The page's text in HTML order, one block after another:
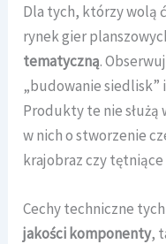
Dla tych, którzy wolą
rynek gier
tematyczną.
„budowanie siedlisk”
Produkty te nie służą
w nich o stworzenie
krajobraz czy
Cechy techniczne
jakości komponenty,